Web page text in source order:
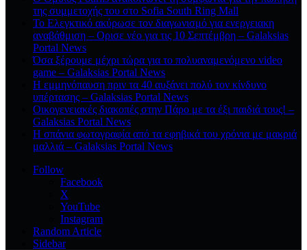
της συμμετοχής του στο Sofia South Ring Mall
Το Ελεγκτικό ακύρωσε τον διαγωνισμό για ενεργειακη
αναβάθμιση – Ορισε νέο για τις 10 Σεπτέμβρη – Galaksias
Portal News
Όσα ξέρουμε μέχρι τώρα για το πολυαναμενόμενο video
game – Galaksias Portal News
Η εμμηνόπαυση πριν τα 40 αυξάνει πολύ τον κίνδυνο
υπέρτασης – Galaksias Portal News
Οικογενειακές διακοπές στην Πάρο με τα έξι παιδιά τους! –
Galaksias Portal News
Η σπάνια φωτογραφία από τα εφηβικά του χρόνια με μακριά
μαλλιά – Galaksias Portal News
Follow
Facebook
X
YouTube
Instagram
Random Article
Sidebar